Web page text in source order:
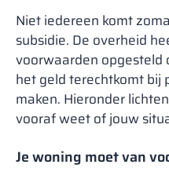
Niet iedereen komt
subsidie. De overheid
voorwaarden opgesteld
het geld terechtkomt bij
maken. Hieronder
vooraf weet of jouw
Je woning moet van